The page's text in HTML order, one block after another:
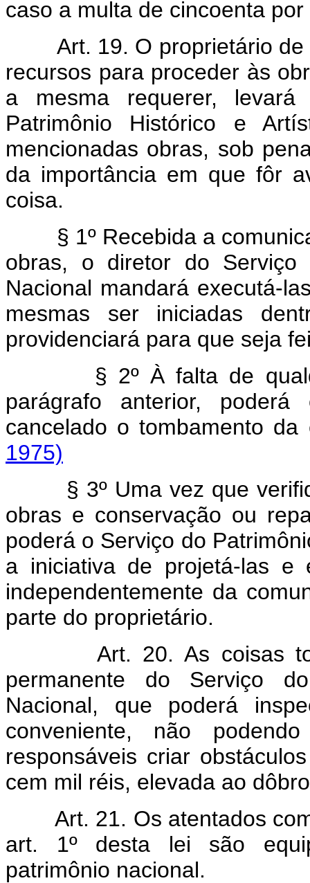
caso a multa de cincoenta
Art. 19. O proprietário
recursos para proceder às
a mesma requerer,
Patrimônio Histórico e
mencionadas obras, sob
da importância em que fôr
coisa.
§ 1º Recebida a
obras, o diretor do Serviço
Nacional mandará executá-
mesmas ser iniciadas
providenciará para que seja
§ 2º À falta de
parágrafo anterior,
cancelado o
1975)
§ 3º Uma vez que
obras e conservação ou
poderá o Serviço do
a iniciativa de projetá-las e
independentemente da
parte do proprietário.
Art. 20. As coisas
permanente do Serviço
Nacional, que poderá
conveniente, não
responsáveis criar
cem mil réis, elevada ao
Art. 21. Os atentados
art. 1º desta lei são
patrimônio nacional.